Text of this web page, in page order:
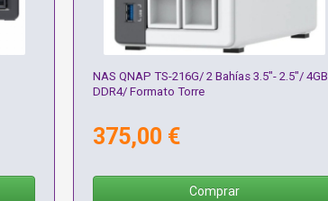
NAS QNAP TS-216G/ 2 Bahías 3.5"- 2.5"/ 4GB
DDR4/ Formato Torre
375,00 €
Comprar